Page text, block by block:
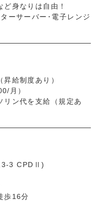
ど身なりは自由！
ーサーバー･電子レンジ
給制度あり）
月）
ン代を支給（規定あ
3 CPDⅡ)
歩16分